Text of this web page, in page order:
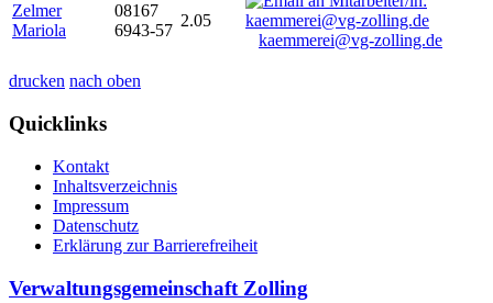
Zelmer
Mariola
08167
6943-57
2.05
kaemmerei@vg-zolling.de
drucken nach oben
Quicklinks
Kontakt
Inhaltsverzeichnis
Impressum
Datenschutz
Erklärung zur Barrierefreiheit
Verwaltungsgemeinschaft Zolling